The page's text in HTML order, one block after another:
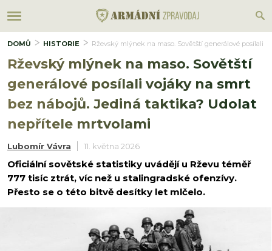
DOMŮ HISTORIE Rževský mlýnek na maso. Sovětští generálové posílali
Rževský mlýnek na maso. Sovětští
generálové posílali vojáky na smrt
bez nábojů. Jediná taktika? Udolat
nepřítele mrtvolami
Lubomír Vávra 11. května 2026
Oficiální sovětské statistiky uvádějí u Rževu téměř
777 tisíc ztrát, víc než u stalingradské ofenzívy.
Přesto se o této bitvě desítky let mlčelo.